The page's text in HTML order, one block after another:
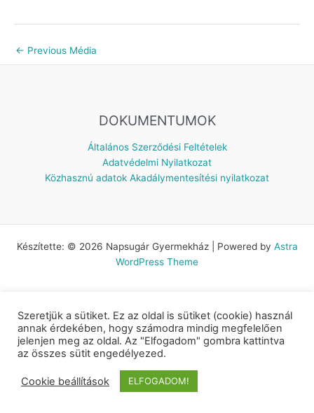
← Previous Média
DOKUMENTUMOK
Általános Szerződési Feltételek
Adatvédelmi Nyilatkozat
Közhasznú adatok Akadálymentesítési nyilatkozat
Készítette: © 2026 Napsugár Gyermekház | Powered by Astra
WordPress Theme
Szeretjük a sütiket. Ez az oldal is sütiket (cookie) használ
annak érdekében, hogy számodra mindig megfelelően
jelenjen meg az oldal. Az "Elfogadom" gombra kattintva
az összes sütit engedélyezed.
Cookie beállítások ELFOGADOM!